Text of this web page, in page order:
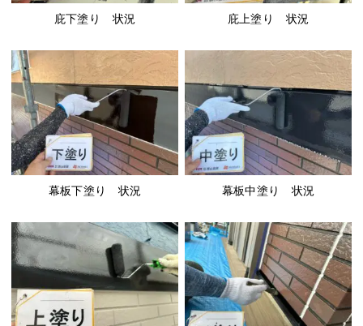
庇下塗り 状況 庇上塗り 状況
幕板下塗り 状況 幕板中塗り 状況